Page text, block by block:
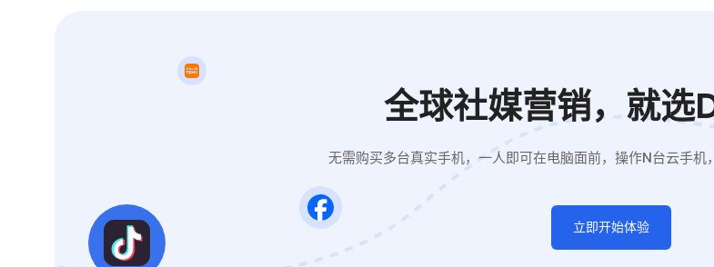
全球社媒营销，就
无需购买多台真实手机，一人即可在电脑面前，操作N台云手机
立即开始体验